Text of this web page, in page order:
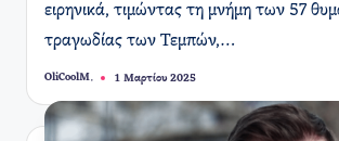
ειρηνικά, τιμώντας τη μνήμη των 57
τραγωδίας των Τεμπών,…
Συγγραφέας:
OliCoolM. 1 Μαρτίου 2025